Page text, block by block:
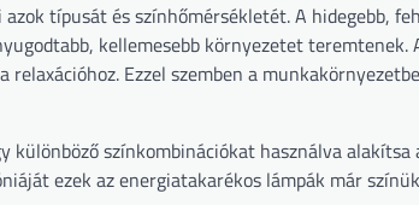
típusát és színhőmérsékletét. A hidegebb,
kellemesebb környezetet teremtenek.
Ezzel szemben a
különböző színkombinációkat használva
ezek az energiatakarékos lámpák már